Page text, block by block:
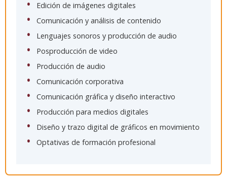
Edición de imágenes digitales
Comunicación y análisis de contenido
Lenguajes sonoros y producción de audio
Posproducción de video
Producción de audio
Comunicación corporativa
Comunicación gráfica y diseño interactivo
Producción para medios digitales
Diseño y trazo digital de gráficos en movimiento
Optativas de formación profesional